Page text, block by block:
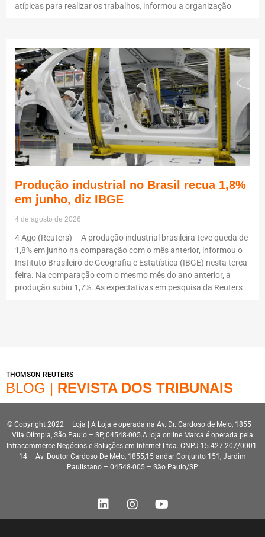
atípicas para realizar os trabalhos, informou a organização
Produção industrial no Brasil recua 1,8%
em junho, diz IBGE
4 de agosto de 2026
4 Ago (Reuters) – A produção industrial brasileira teve queda de
1,8% em junho na comparação com o mês anterior, informou o
Instituto Brasileiro de Geografia e Estatística (IBGE) nesta terça-
feira. Na comparação com o mesmo mês do ano anterior, a
produção subiu 1,7%. As expectativas em pesquisa da Reuters
THOMSON REUTERS
BLOG | REVISTA DOS TRIBUNAIS
© Copyright 2022 – Loja | A Loja é operada na Av. Dr. Cardoso de Melo, 1855 –
Vila Olímpia, São Paulo – SP, 04548-005.A loja online Marca é operada pela
Infracommerce Negócios e Soluções em Internet Ltda. CNPJ 15.427.207/0001-
14 – Av. Doutor Cardoso De Melo, 1855,15 andar Conjunto 151, Jardim
Paulistano – 04548-005 – São Paulo/SP.